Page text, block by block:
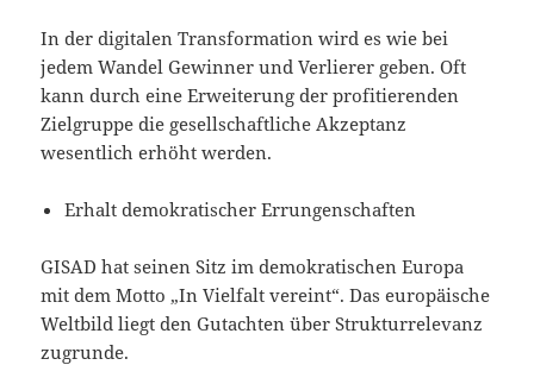
In der digitalen Transformation wird es wie bei
jedem Wandel Gewinner und Verlierer geben. Oft
kann durch eine Erweiterung der profitierenden
Zielgruppe die gesellschaftliche Akzeptanz
wesentlich erhöht werden.
Erhalt demokratischer Errungenschaften
GISAD hat seinen Sitz im demokratischen Europa
mit dem Motto „In Vielfalt vereint“. Das europäische
Weltbild liegt den Gutachten über Strukturrelevanz
zugrunde.